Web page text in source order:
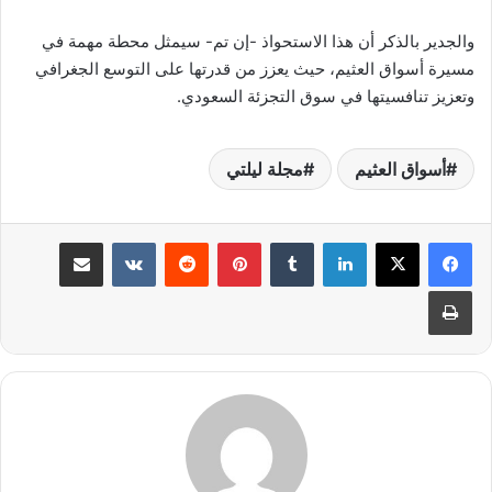
والجدير بالذكر أن هذا الاستحواذ -إن تم- سيمثل محطة مهمة في
مسيرة أسواق العثيم، حيث يعزز من قدرتها على التوسع الجغرافي
وتعزيز تنافسيتها في سوق التجزئة السعودي.
أسواق العثيم مجلة ليلتي
لينكدإن بينتيريست مشاركة عبر البريد
طباعة